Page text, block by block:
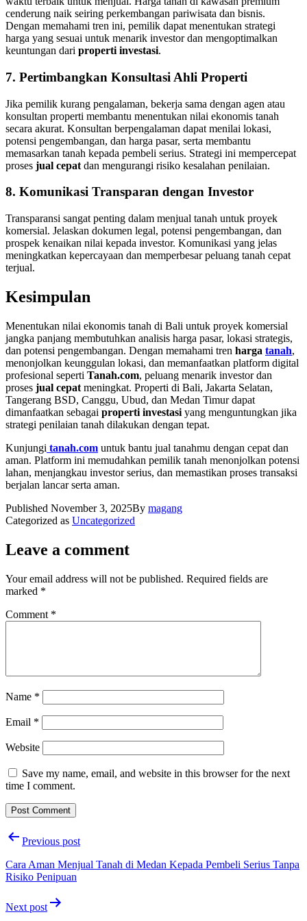
cenderung naik seiring perkembangan pariwisata dan bisnis.
Dengan memahami tren ini, pemilik dapat menentukan strategi
harga yang sesuai untuk menarik investor dan mengoptimalkan
keuntungan dari properti investasi.
7. Pertimbangkan Konsultasi Ahli Properti
Jika pemilik kurang pengalaman, bekerja sama dengan agen atau
konsultan properti membantu menentukan nilai ekonomis tanah
secara akurat. Konsultan berpengalaman dapat menilai lokasi,
potensi pengembangan, dan harga pasar, serta membantu
memasarkan tanah kepada pembeli serius. Strategi ini mempercepat
proses jual cepat dan mengurangi risiko kesalahan penilaian.
8. Komunikasi Transparan dengan Investor
Transparansi sangat penting dalam menjual tanah untuk proyek
komersial. Jelaskan dokumen legal, potensi pengembangan, dan
prospek kenaikan nilai kepada investor. Komunikasi yang jelas
meningkatkan kepercayaan dan memperbesar peluang tanah cepat
terjual.
Kesimpulan
Menentukan nilai ekonomis tanah di Bali untuk proyek komersial
jangka panjang membutuhkan analisis harga pasar, lokasi strategis,
dan potensi pengembangan. Dengan memahami tren harga tanah,
menonjolkan keunggulan lokasi, dan memanfaatkan platform digital
profesional seperti Tanah.com, peluang menarik investor dan
proses jual cepat meningkat. Properti di Bali, Jakarta Selatan,
Tangerang BSD, Canggu, Ubud, dan Medan Timur dapat
dimanfaatkan sebagai properti investasi yang menguntungkan jika
strategi penilaian tanah dilakukan dengan tepat.
Kunjungi tanah.com untuk bantu jual tanahmu dengan cepat dan
aman. Platform ini memudahkan pemilik tanah menonjolkan potensi
lahan, menjangkau investor serius, dan memastikan proses transaksi
berjalan lancar serta aman.
Published November 3, 2025By magang
Categorized as Uncategorized
Leave a comment
Your email address will not be published. Required fields are
marked *
Comment *
Name *
Email *
Website
Save my name, email, and website in this browser for the next
time I comment.
PostPrevious post
Cara Aman Menjual Tanah di Medan Kepada Pembeli Serius Tanpa
Risiko Penipuan
Next post